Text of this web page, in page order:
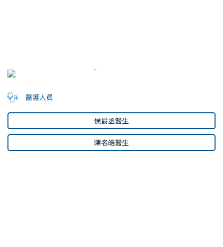
醫護人員
侯爵丞醫生
陳名皓醫生